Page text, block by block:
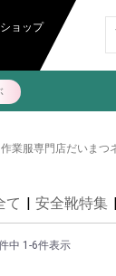
ョップ
作業服専門店だいまつ
て | 安全靴特集 |
中 1-6件表示